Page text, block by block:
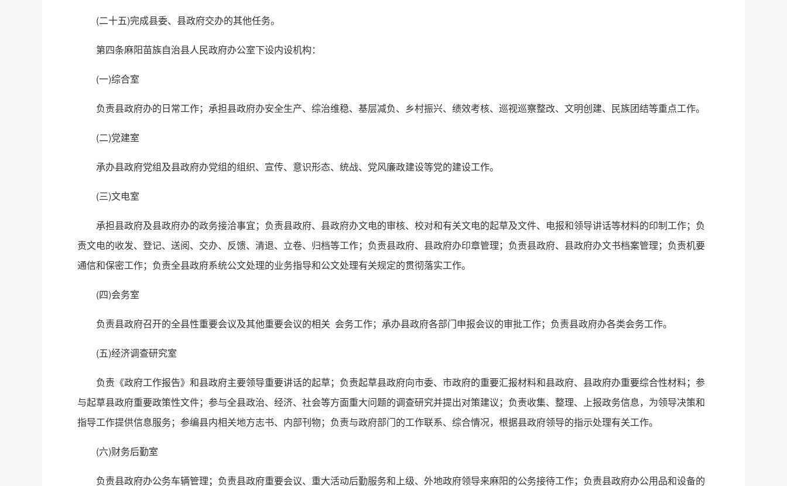
(二十五)完成县委、县政府交办的其他任务。
第四条麻阳苗族自治县人民政府办公室下设内设机构：
(一)综合室
负责县政府办的日常工作；承担县政府办安全生产、综治维稳、基层减负、乡村振兴、绩效考核、巡视巡察整改、文明创建、民族团结等重点工作。
(二)党建室
承办县政府党组及县政府办党组的组织、宣传、意识形态、统战、党风廉政建设等党的建设工作。
(三)文电室
承担县政府及县政府办的政务接洽事宜；负责县政府、县政府办文电的审核、校对和有关文电的起草及文件、电报和领导讲话等材料的印制工作；负
责文电的收发、登记、送阅、交办、反馈、清退、立卷、归档等工作；负责县政府、县政府办印章管理；负责县政府、县政府办文书档案管理；负责机要
通信和保密工作；负责全县政府系统公文处理的业务指导和公文处理有关规定的贯彻落实工作。
(四)会务室
负责县政府召开的全县性重要会议及其他重要会议的相关 会务工作；承办县政府各部门申报会议的审批工作；负责县政府办各类会务工作。
(五)经济调查研究室
负责《政府工作报告》和县政府主要领导重要讲话的起草；负责起草县政府向市委、市政府的重要汇报材料和县政府、县政府办重要综合性材料；参
与起草县政府重要政策性文件；参与全县政治、经济、社会等方面重大问题的调查研究并提出对策建议；负责收集、整理、上报政务信息，为领导决策和
指导工作提供信息服务；参编县内相关地方志书、内部刊物；负责与政府部门的工作联系、综合情况，根据县政府领导的指示处理有关工作。
(六)财务后勤室
负责县政府办公务车辆管理；负责县政府重要会议、重大活动后勤服务和上级、外地政府领导来麻阳的公务接待工作；负责县政府办公用品和设备的